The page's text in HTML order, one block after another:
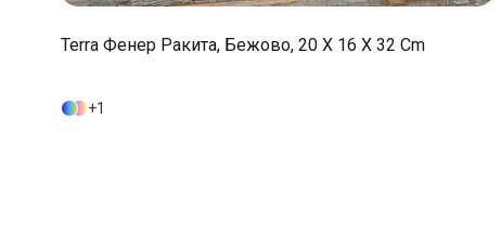
Terra Фенер Ракита, Бежово, 20 X 16 X 32 Cm
1